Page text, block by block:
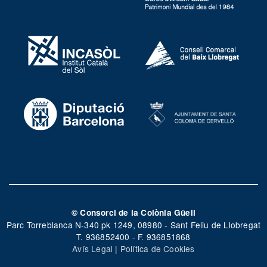
© Consorci de la Colònia Güell
Parc Torreblanca N-340 pk 1249, 08980 - Sant Feliu de Llobregat
T. 936852400 - F. 936851868
Avís Legal | Política de Cookies